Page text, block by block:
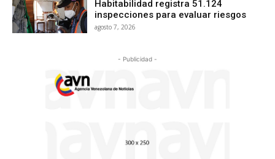
Habitabilidad registra 51.124
inspecciones para evaluar riesgos
agosto 7, 2026
- Publicidad -